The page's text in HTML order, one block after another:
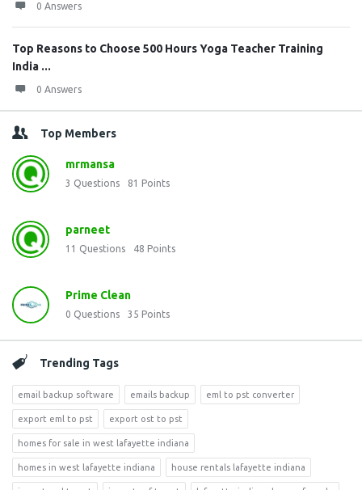
0 Answers
Top Reasons to Choose 500 Hours Yoga Teacher Training
India ...
0 Answers
Top Members
mrmansa
3 Questions 81 Points
parneet
11 Questions 48 Points
Prime Clean
0 Questions 35 Points
Trending Tags
email backup software emails backup eml to pst converter
export eml to pst export ost to pst
homes for sale in west lafayette indiana
homes in west lafayette indiana house rentals lafayette indiana